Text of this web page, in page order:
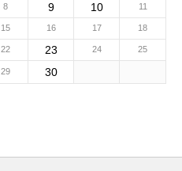
8 9 10 11
15 16 17 18
22 23 24 25
29 30